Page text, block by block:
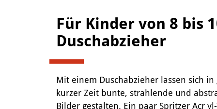
Städtepartnerschaft Ataşehir
Kunstvermittlung
Für Kinder von 8 bis
Duschabzieher
Mit einem Duschabzieher lassen sich in
kurzer Zeit bunte, strahlende und
Bilder gestalten. Ein paar Spritzer Acr yl-